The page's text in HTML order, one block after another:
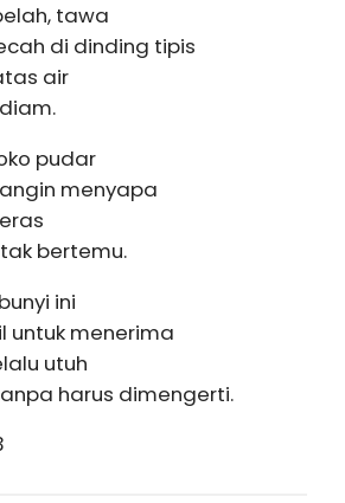
tawa
di dinding tipis
air
pudar
menyapa
bertemu.
ini
untuk menerima
utuh
harus dimengerti.